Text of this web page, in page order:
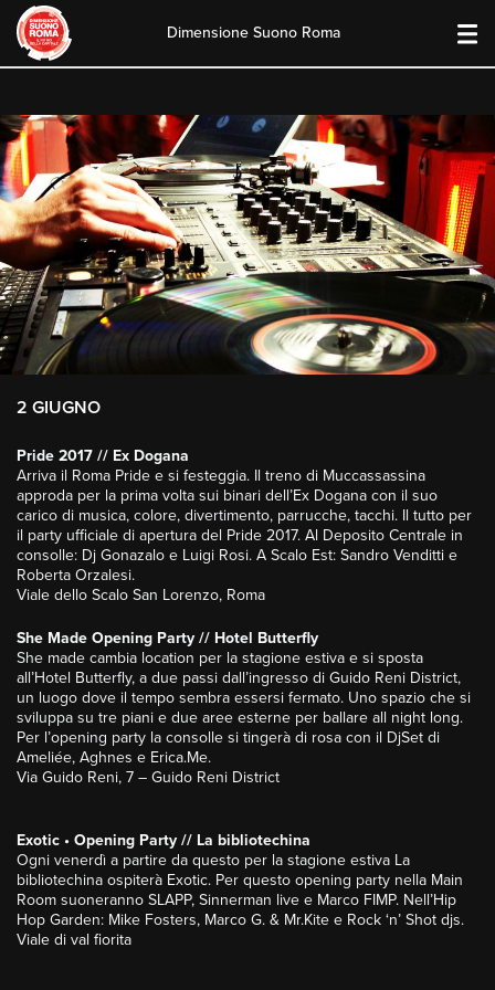
content
Dimensione Suono Roma
2 GIUGNO
Pride 2017 // Ex Dogana
Arriva il Roma Pride e si festeggia. Il treno di Muccassassina
approda per la prima volta sui binari dell’Ex Dogana con il suo
carico di musica, colore, divertimento, parrucche, tacchi. Il tutto per
il party ufficiale di apertura del Pride 2017. Al Deposito Centrale in
consolle: Dj Gonazalo e Luigi Rosi. A Scalo Est: Sandro Venditti e
Roberta Orzalesi.
Viale dello Scalo San Lorenzo, Roma
She Made Opening Party // Hotel Butterfly
She made cambia location per la stagione estiva e si sposta
all’Hotel Butterfly, a due passi dall’ingresso di Guido Reni District,
un luogo dove il tempo sembra essersi fermato. Uno spazio che si
sviluppa su tre piani e due aree esterne per ballare all night long.
Per l’opening party la consolle si tingerà di rosa con il DjSet di
Ameliée, Aghnes e Erica.Me.
Via Guido Reni, 7 – Guido Reni District
Exotic • Opening Party // La bibliotechina
Ogni venerdì a partire da questo per la stagione estiva La
bibliotechina ospiterà Exotic. Per questo opening party nella Main
Room suoneranno SLAPP, Sinnerman live e Marco FIMP. Nell’Hip
Hop Garden: Mike Fosters, Marco G. & Mr.Kite e Rock ‘n’ Shot djs.
Viale di val fiorita